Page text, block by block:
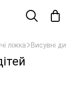
ліжка Висувні